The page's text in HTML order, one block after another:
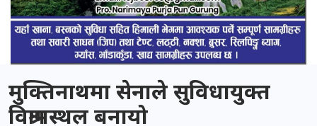
मुक्तिनाथमा सेनाले सुविधायुक्त
विश्रामस्थल बनायो